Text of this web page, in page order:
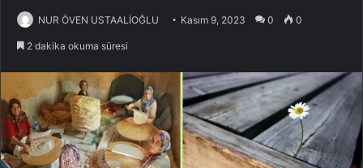
NUR ÖVEN USTAALİOĞLU Kasım 9, 2023 0 0
2 dakika okuma süresi